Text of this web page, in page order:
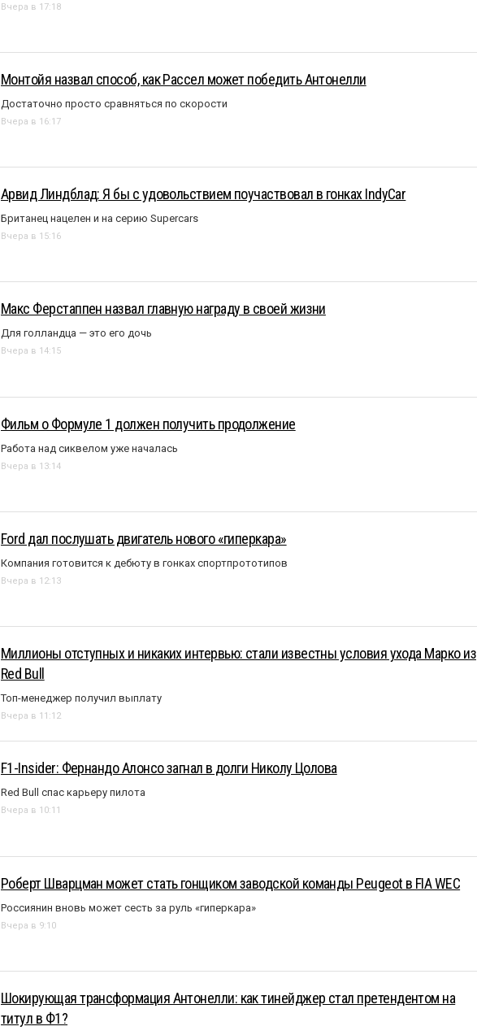
Вчера в 17:18
Монтойя назвал способ, как Рассел может победить Антонелли
Достаточно просто сравняться по скорости
Вчера в 16:17
Арвид Линдблад: Я бы с удовольствием поучаствовал в гонках IndyCar
Британец нацелен и на серию Supercars
Вчера в 15:16
Макс Ферстаппен назвал главную награду в своей жизни
Для голландца — это его дочь
Вчера в 14:15
Фильм о Формуле 1 должен получить продолжение
Работа над сиквелом уже началась
Вчера в 13:14
Ford дал послушать двигатель нового «гиперкара»
Компания готовится к дебюту в гонках спортпрототипов
Вчера в 12:13
Миллионы отступных и никаких интервью: стали известны условия ухода Марко из
Red Bull
Топ-менеджер получил выплату
Вчера в 11:12
F1-Insider: Фернандо Алонсо загнал в долги Николу Цолова
Red Bull спас карьеру пилота
Вчера в 10:11
Роберт Шварцман может стать гонщиком заводской команды Peugeot в FIA WEC
Россиянин вновь может сесть за руль «гиперкара»
Вчера в 9:10
Шокирующая трансформация Антонелли: как тинейджер стал претендентом на
титул в Ф1?